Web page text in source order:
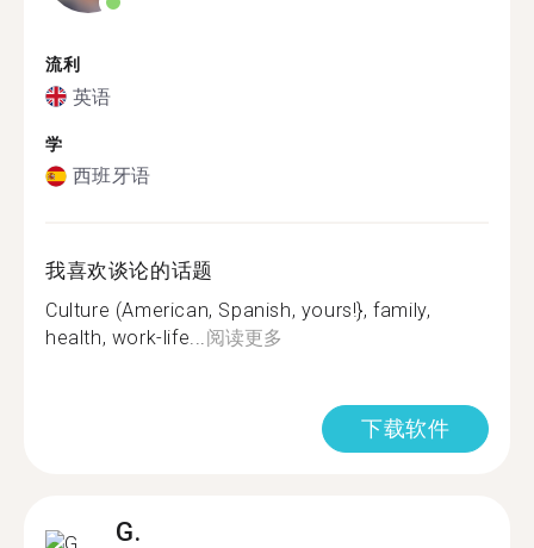
流利
英语
学
西班牙语
我喜欢谈论的话题
Culture (American, Spanish, yours!}, family,
health, work-life...阅读更多
下载软件
G.